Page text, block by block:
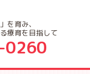
を育み、
療育を目指して